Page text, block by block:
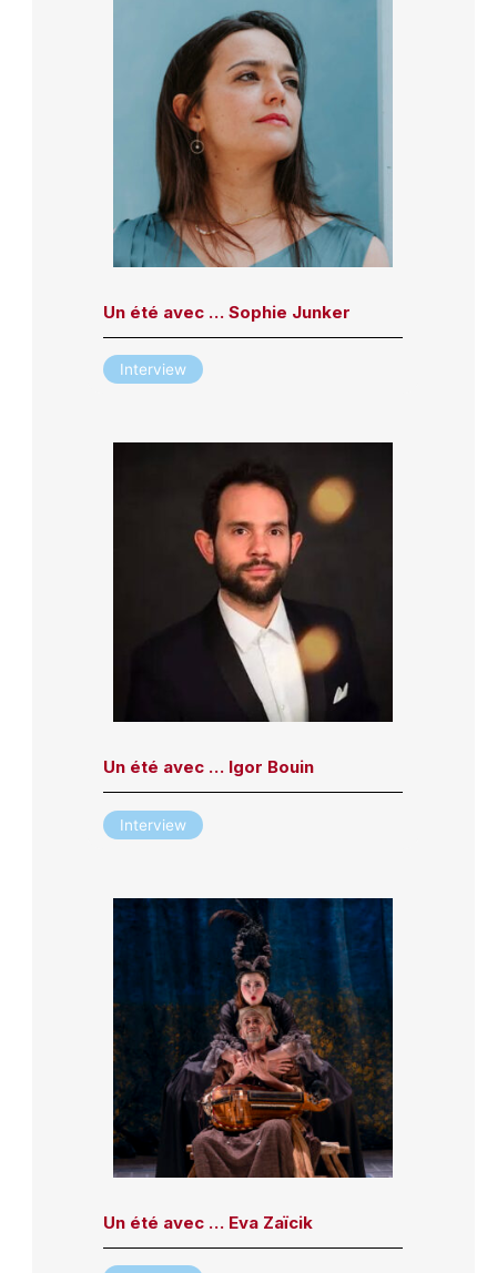
Un été avec … Sophie Junker
Interview
Un été avec … Igor Bouin
Interview
Un été avec … Eva Zaïcik